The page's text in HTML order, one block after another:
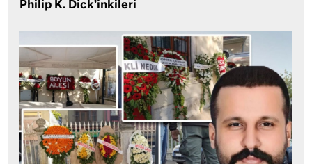
Philip K. Dick’inkileri